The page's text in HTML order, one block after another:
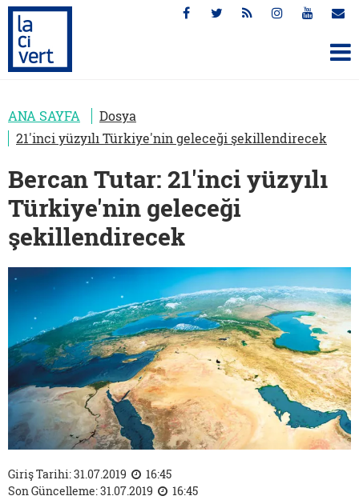
ANA SAYFA
Dosya
21'inci yüzyılı Türkiye'nin geleceği şekillendirecek
Bercan Tutar: 21'inci yüzyılı
Türkiye'nin geleceği
şekillendirecek
Giriş Tarihi: 31.07.2019
16:45
Son Güncelleme: 31.07.2019
16:45